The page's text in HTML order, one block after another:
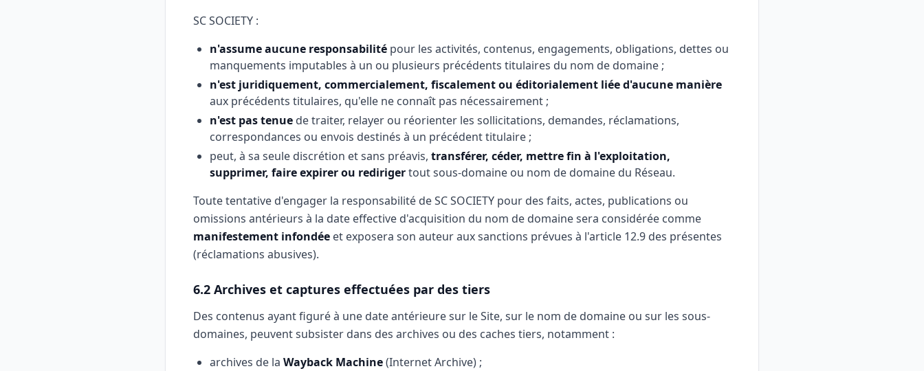
SC SOCIETY :
n'assume aucune responsabilité pour les activités, contenus, engagements, obligations, dettes ou
manquements imputables à un ou plusieurs précédents titulaires du nom de domaine ;
n'est juridiquement, commercialement, fiscalement ou éditorialement liée d'aucune manière
aux précédents titulaires, qu'elle ne connaît pas nécessairement ;
n'est pas tenue de traiter, relayer ou réorienter les sollicitations, demandes, réclamations,
correspondances ou envois destinés à un précédent titulaire ;
peut, à sa seule discrétion et sans préavis, transférer, céder, mettre fin à l'exploitation,
supprimer, faire expirer ou redirigertout sous-domaine ou nom de domaine du Réseau.
Toute tentative d'engager la responsabilité de SC SOCIETY pour des faits, actes, publications ou
omissions antérieurs à la date effective d'acquisition du nom de domaine sera considérée comme
manifestement infondée et exposera son auteur aux sanctions prévues à l'article 12.9 des présentes
(réclamations abusives).
6.2 Archives et captures effectuées par des tiers
Des contenus ayant figuré à une date antérieure sur le Site, sur le nom de domaine ou sur les sous-
domaines, peuvent subsister dans des archives ou des caches tiers, notamment :
archives de la Wayback Machine(Internet Archive) ;